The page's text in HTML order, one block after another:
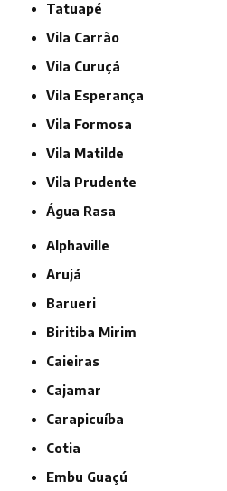
Tatuapé
Vila Carrão
Vila Curuçá
Vila Esperança
Vila Formosa
Vila Matilde
Vila Prudente
Água Rasa
Alphaville
Arujá
Barueri
Biritiba Mirim
Caieiras
Cajamar
Carapicuíba
Cotia
Embu Guaçú